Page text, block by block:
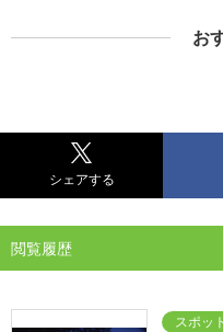
お
シェアする
閲覧履歴